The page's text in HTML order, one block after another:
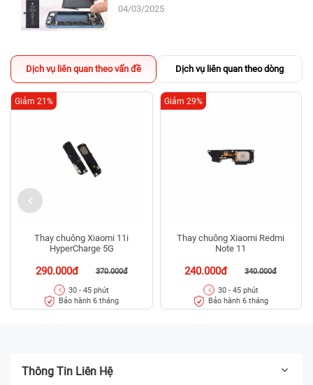
04/03/2025
Dịch vụ liên quan theo vấn đề Dịch vụ liên quan theo dòng
Thay chuông Xiaomi 11i
HyperCharge 5G
290.000đ 370.000đ
Giảm 21%
30 - 45 phút
Bảo hành 6 tháng
Thay chuông Xiaomi Redmi
Note 11
240.000đ 340.000đ
Giảm 29%
30 - 45 phút
Bảo hành 6 tháng
Thông Tin Liên Hệ